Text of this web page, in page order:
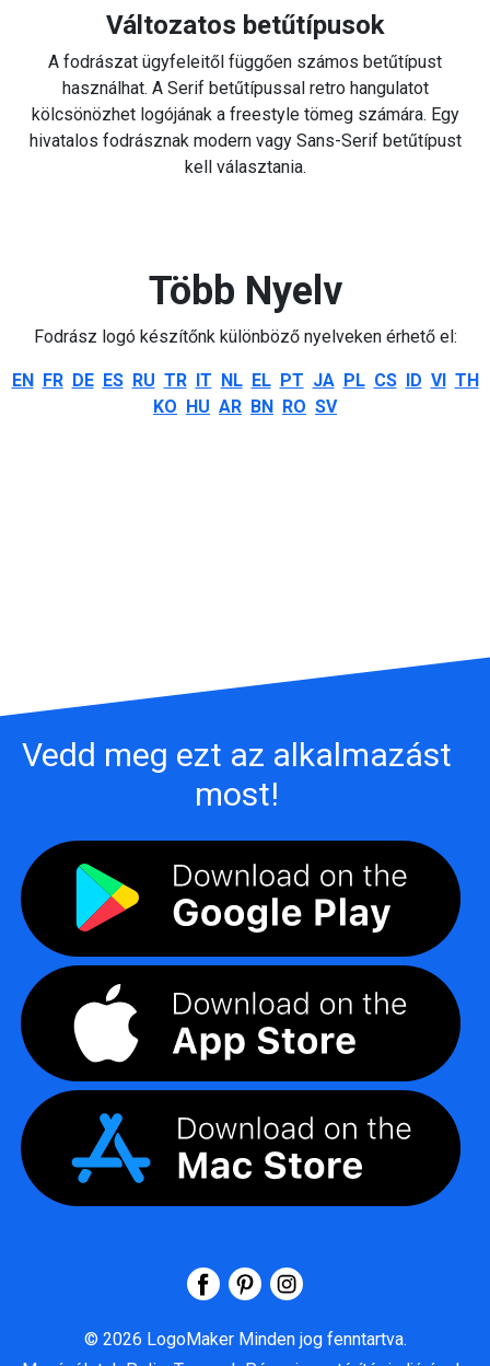
Változatos betűtípusok
A fodrászat ügyfeleitől függően számos betűtípust
használhat. A Serif betűtípussal retro hangulatot
kölcsönözhet logójának a freestyle tömeg számára. Egy
hivatalos fodrásznak modern vagy Sans-Serif betűtípust
kell választania.
Több Nyelv
Fodrász logó készítőnk különböző nyelveken érhető el:
EN FR DE ES RU TR IT NL EL PT JA PL CS ID VI TH
KO HU AR BN RO SV
Vedd meg ezt az alkalmazást
most!
© 2026 LogoMaker Minden jog fenntartva.